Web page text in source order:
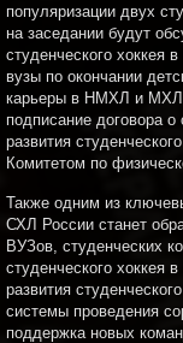
популяризации двух
на заседании будут
студенческого хоккея
вузы по окончании
карьеры в НМХЛ и МХЛ.
подписание договора
развития
Комитетом по
Также одним из
СХЛ России станет
ВУЗов, студенческих
студенческого
развития
системы проведения
поддержка новых